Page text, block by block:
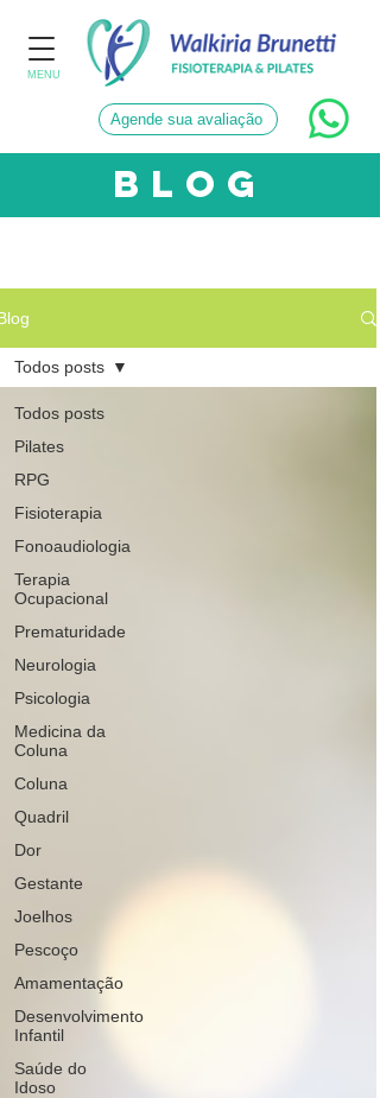
MENU
Agende sua avaliação
blog
Todos posts
Pilates
RPG
Fisioterapia
Fonoaudiologia
Terapia
Ocupacional
Prematuridade
Neurologia
Psicologia
Medicina da
Coluna
Coluna
Quadril
Dor
Gestante
Joelhos
Pescoço
Amamentação
Desenvolvimento
Infantil
Saúde do
Idoso
Todos posts